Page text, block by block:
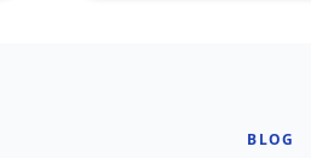
BLOG